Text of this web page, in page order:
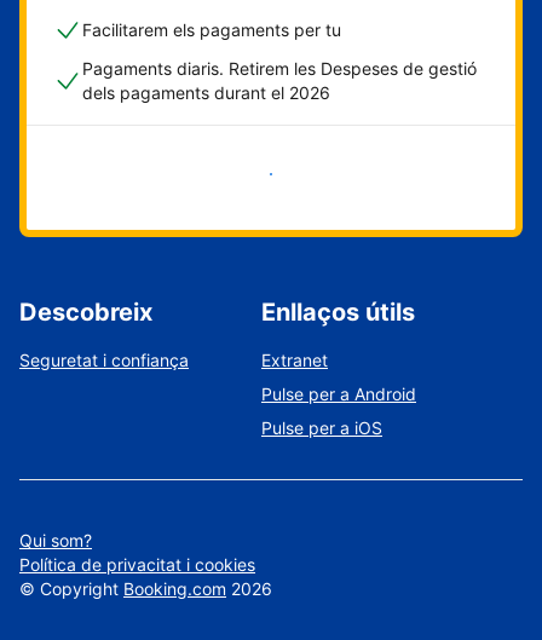
Facilitarem els pagaments per tu
Pagaments diaris. Retirem les Despeses de gestió
dels pagaments durant el 2026
Comença ara
Descobreix
Seguretat i confiança
Enllaços útils
Extranet
Pulse per a Android
Pulse per a iOS
Qui som?
Política de privacitat i cookies
© Copyright Booking.com 2026